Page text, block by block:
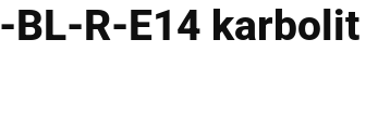
R-E14